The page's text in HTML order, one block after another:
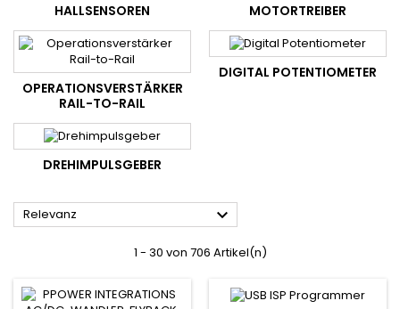
HALLSENSOREN MOTORTREIBER
OPERATIONSVERSTÄRKER
RAIL-TO-RAIL
DIGITAL POTENTIOMETER
DREHIMPULSGEBER
Relevanz 
1 - 30 von 706 Artikel(n)